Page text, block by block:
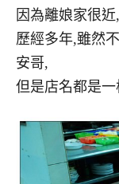
因為離娘家很
歷經多年,雖然
安哥,
但是店名都是一